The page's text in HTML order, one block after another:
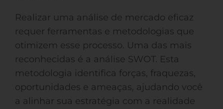
Realizar uma análise de mercado eficaz
requer ferramentas e metodologias que
otimizem esse processo. Uma das mais
reconhecidas é a análise SWOT. Esta
metodologia identifica forças, fraquezas,
oportunidades e ameaças, ajudando você
a alinhar sua estratégia com a realidade